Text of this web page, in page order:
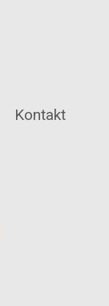
Kontakt